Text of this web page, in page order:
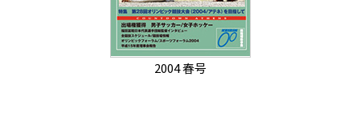
2004 春号